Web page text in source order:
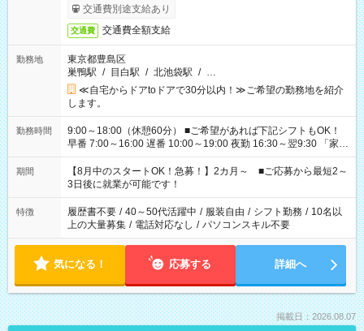
交通費別途支給あり
交通費 交通費全額支給
勤務地
東京都豊島区
巣鴨駅 / 目白駅 / 北池袋駅 / …
≪自宅からドアtoドアで30分以内！≫ご希望の勤務地を紹介
します。
勤務時間
9:00～18:00（休憩60分） ■ご希望があれば下記シフトもOK！
早番 7:00～16:00 遅番 10:00～19:00 夜勤 16:30～翌9:30 「家族
と休みを合わせたい」 「余裕を持って夕飯の準備がしたい」
「できれば残業はしたくない」 など、ご希望を教えてください
ね。 ※Wワーク希望の方へ 今ご覧のお仕事で希望する勤務時間
と、もう1つのお仕事の勤務時間。 合計で週40時間を超える場
合は応募できません。
期間
【8月中のスタートOK！急募！】2カ月～ ■ご応募から最短2～
3日後に就業が可能です！
特徴 履歴書不要 / 40～50代活躍中 / 服装自由 / シフト勤務 / 10名以
上の大量募集 / 電話対応なし / パソコンスキル不要
気になる！ 応募する 詳細へ
掲載日：2026.08.07